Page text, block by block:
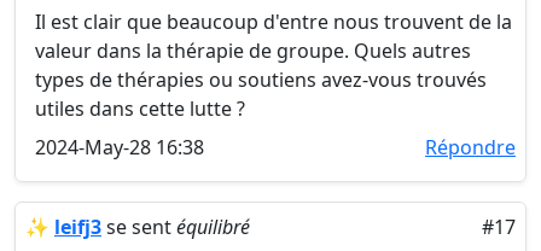
Il est clair que beaucoup d'entre nous trouvent de la
valeur dans la thérapie de groupe. Quels autres
types de thérapies ou soutiens avez-vous trouvés
utiles dans cette lutte ?
2024-May-28 16:38
Répondre
✨ leifj3se sentéquilibré
#17